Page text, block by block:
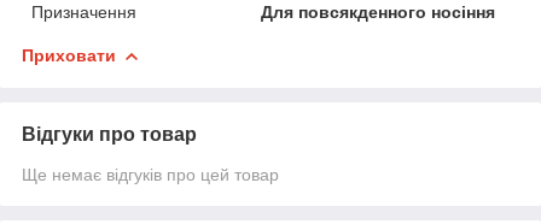
Призначення
Для повсякденного носіння
Приховати
Відгуки про товар
Ще немає відгуків про цей товар